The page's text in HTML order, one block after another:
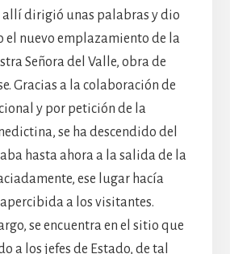
allí dirigió unas palabras y dio
el nuevo emplazamiento de la
Señora del Valle, obra de
Gracias a la colaboración de
y por petición de la
se ha descendido del
hasta ahora a la salida de la
ese lugar hacía
a los visitantes.
se encuentra en el sitio que
a los jefes de Estado, de tal